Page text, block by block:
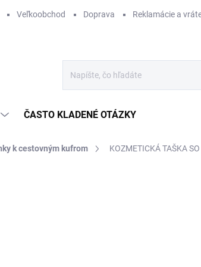
Veľkoobchod Doprava Reklamácie a
ČASTO KLADENÉ OTÁZKY
k cestovným kufrom KOZMETICKÁ TAŠKA